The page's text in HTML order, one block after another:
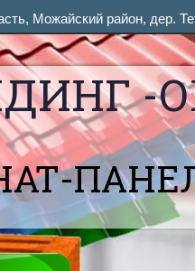
-
Можайский район, дер.